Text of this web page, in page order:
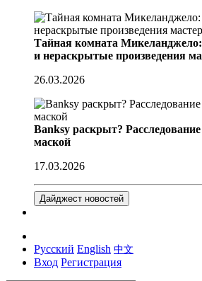
Тайная комната Микеланджело:
и нераскрытые произведения
26.03.2026
Banksy раскрыт?
маской
17.03.2026
Дайджест новостей
Русский English 中文
Вход Регистрация